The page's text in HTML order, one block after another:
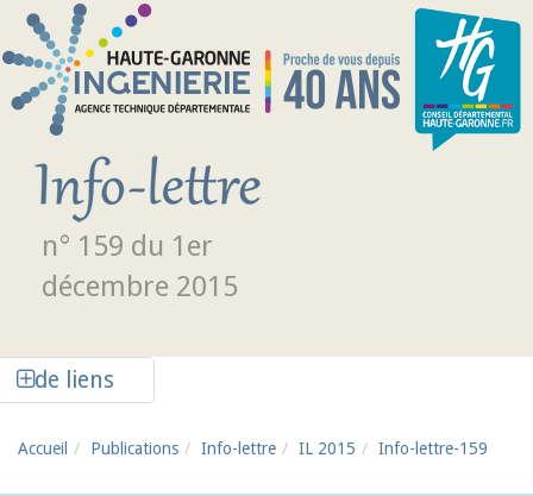
Aller au contenu principal
n° 159 du 1er
décembre 2015
de liens
Accueil Publications Info-lettre IL 2015 Info-lettre-159